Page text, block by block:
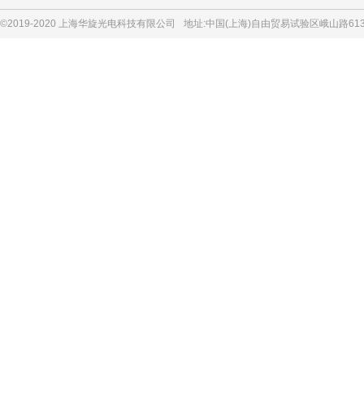
©2019-2020 上海华旋光电科技有限公司 地址:中国(上海)自由贸易试验区峨山路